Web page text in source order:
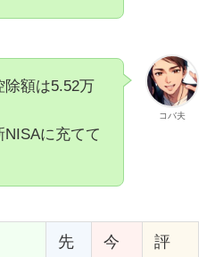
コバ夫
額は5.52万
に充てて
先 今 評